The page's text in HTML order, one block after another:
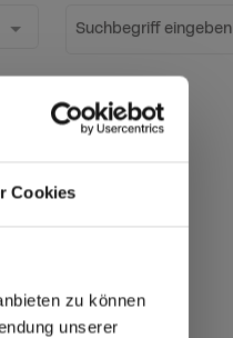
Cookies
zu können
unserer
Suchbegriff eingeben